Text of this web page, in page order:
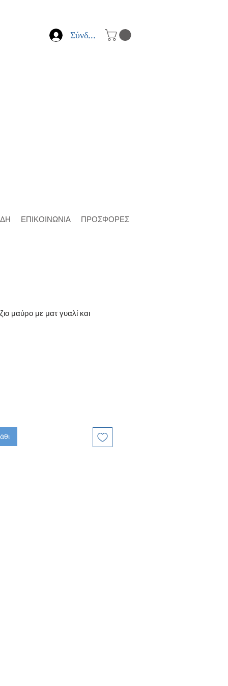
Σύνδεση
μαύρο με ματ γυαλί και
ΕΠΙΚΟΙΝΩΝΙΑ ΠΡΟΣΦΟΡΕΣ